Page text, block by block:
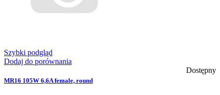
Szybki podgląd
Dodaj do porównania
Dostępny
MR16 105W 6,6A female, round